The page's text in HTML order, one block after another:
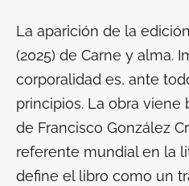
La aparición de la
(2025) de Carne y alma.
corporalidad es, ante
principios. La obra
de Francisco González
referente mundial en la
define el libro como un